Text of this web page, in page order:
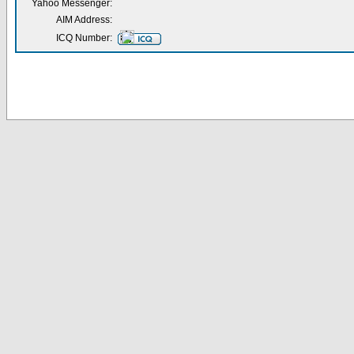
Yahoo Messenger:
AIM Address:
ICQ Number: